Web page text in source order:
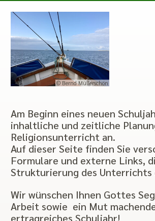
© Bernd Müllerschön
Am Beginn eines neuen
inhaltliche und zeitliche
Religionsunterricht an.
Auf dieser Seite finden Sie
Formulare und externe Links,
Strukturierung des
Wir wünschen Ihnen Gottes
Arbeit sowie ein Mut
ertragreiches Schuljahr!